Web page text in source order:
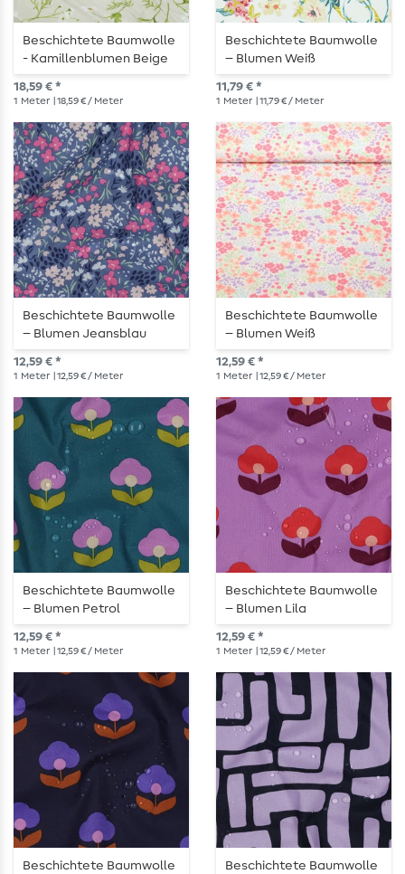
Beschichtete Baumwolle
- Kamillenblumen Beige
18,59 € *
1 Meter | 18,59 € / Meter
Beschichtete Baumwolle
– Blumen Weiß
11,79 € *
1 Meter | 11,79 € / Meter
Beschichtete Baumwolle
– Blumen Jeansblau
12,59 € *
1 Meter | 12,59 € / Meter
Beschichtete Baumwolle
– Blumen Weiß
12,59 € *
1 Meter | 12,59 € / Meter
Beschichtete Baumwolle
– Blumen Petrol
12,59 € *
1 Meter | 12,59 € / Meter
Beschichtete Baumwolle
– Blumen Lila
12,59 € *
1 Meter | 12,59 € / Meter
Beschichtete Baumwolle
Beschichtete Baumwolle